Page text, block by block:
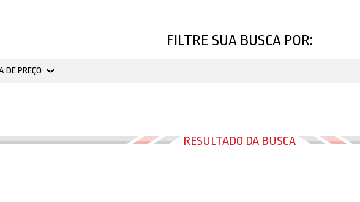
FILTRE SUA BUSCA POR:
DE PREÇO
RESULTADO DA BUSCA